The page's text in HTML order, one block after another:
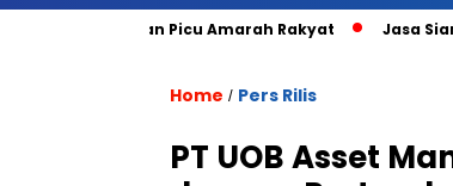
Vonis Ringan Picu Amarah Rakyat Jasa Siaran
Home / Pers Rilis
PT UOB Asset